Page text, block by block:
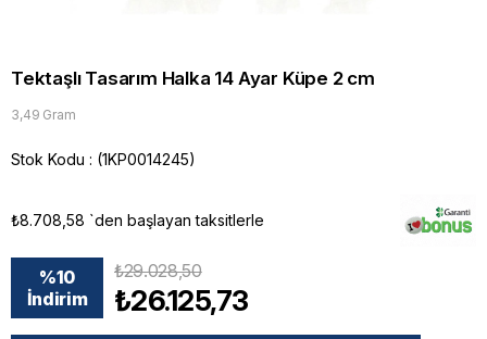
Tektaşlı Tasarım Halka 14 Ayar Küpe 2 cm
3,49 Gram
Stok Kodu (1KP0014245)
₺8.708,58 `den başlayan taksitlerle
%10
İndirim
₺29.028,50
₺26.125,73